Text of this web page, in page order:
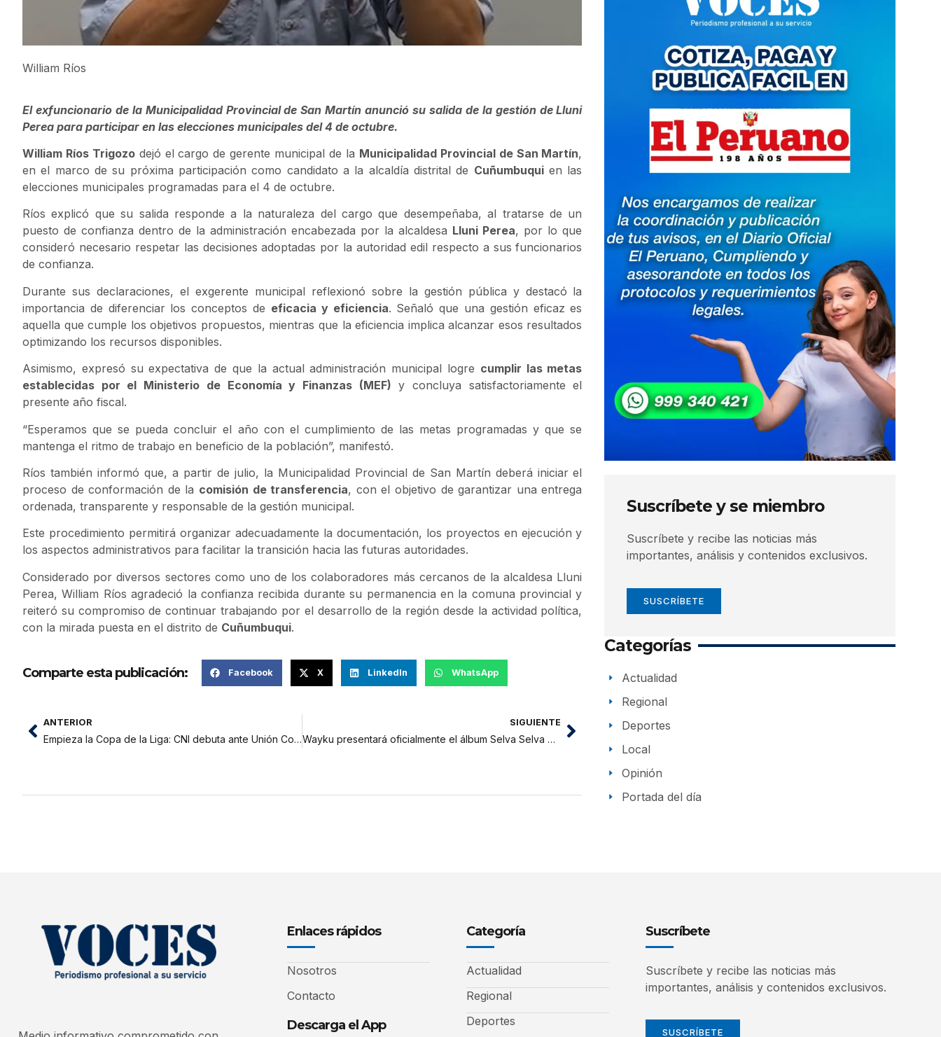
William Ríos
El exfuncionario de la Municipalidad Provincial de San Martín anunció su salida de la gestión de Lluni
Perea para participar en las elecciones municipales del 4 de octubre.
William Ríos Trigozodejó el cargo de gerente municipal de la Municipalidad Provincial de San Martín,
en el marco de su próxima participación como candidato a la alcaldía distrital de Cuñumbuquien las
elecciones municipales programadas para el 4 de octubre.
Ríos explicó que su salida responde a la naturaleza del cargo que desempeñaba, al tratarse de un
puesto de confianza dentro de la administración encabezada por la alcaldesa Lluni Perea, por lo que
consideró necesario respetar las decisiones adoptadas por la autoridad edil respecto a sus funcionarios
de confianza.
Durante sus declaraciones, el exgerente municipal reflexionó sobre la gestión pública y destacó la
importancia de diferenciar los conceptos de eficacia y eficiencia. Señaló que una gestión eficaz es
aquella que cumple los objetivos propuestos, mientras que la eficiencia implica alcanzar esos resultados
optimizando los recursos disponibles.
Asimismo, expresó su expectativa de que la actual administración municipal logre cumplir las metas
establecidas por el Ministerio de Economía y Finanzas (MEF) y concluya satisfactoriamente el
presente año fiscal.
“Esperamos que se pueda concluir el año con el cumplimiento de las metas programadas y que se
mantenga el ritmo de trabajo en beneficio de la población”, manifestó.
Ríos también informó que, a partir de julio, la Municipalidad Provincial de San Martín deberá iniciar el
proceso de conformación de la comisión de transferencia, con el objetivo de garantizar una entrega
ordenada, transparente y responsable de la gestión municipal.
Este procedimiento permitirá organizar adecuadamente la documentación, los proyectos en ejecución y
los aspectos administrativos para facilitar la transición hacia las futuras autoridades.
Considerado por diversos sectores como uno de los colaboradores más cercanos de la alcaldesa Lluni
Perea, William Ríos agradeció la confianza recibida durante su permanencia en la comuna provincial y
reiteró su compromiso de continuar trabajando por el desarrollo de la región desde la actividad política,
con la mirada puesta en el distrito de Cuñumbuqui.
Comparte esta publicación: Facebook X LinkedIn WhatsApp
ANTERIOR
Empieza la Copa de la Liga: CNI debuta ante Unión Comercio este lunes en Saposoa
SIGUIENTE
Wayku presentará oficialmente el álbum Selva Selva en Tarapoto
Suscríbete y se miembro
Suscríbete y recibe las noticias más
importantes, análisis y contenidos exclusivos.
SUSCRÍBETE
Categorías
Actualidad
Regional
Deportes
Local
Opinión
Portada del día
Enlaces rápidos
Nosotros
Contacto
Descarga el App
Categoría
Actualidad
Regional
Deportes
Suscríbete
Suscríbete y recibe las noticias más
importantes, análisis y contenidos exclusivos.
SUSCRÍBETE